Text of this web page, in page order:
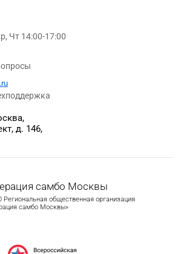
самбо Москвы
Региональная общественная организация
самбо Москвы»
д. 146,
Чт 14:00-17:00